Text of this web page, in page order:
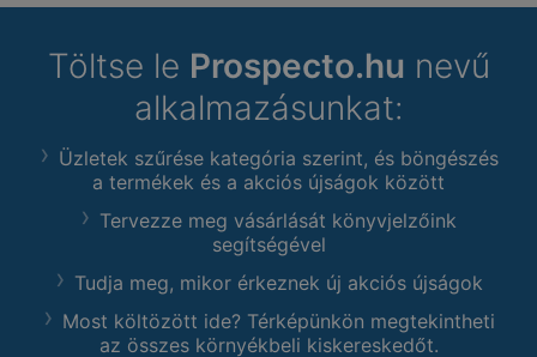
Töltse le Prospecto.hu nevű
alkalmazásunkat:
Üzletek szűrése kategória szerint, és böngészés
a termékek és a akciós újságok között
Tervezze meg vásárlását könyvjelzőink
segítségével
Tudja meg, mikor érkeznek új akciós újságok
Most költözött ide? Térképünkön megtekintheti
az összes környékbeli kiskereskedőt.